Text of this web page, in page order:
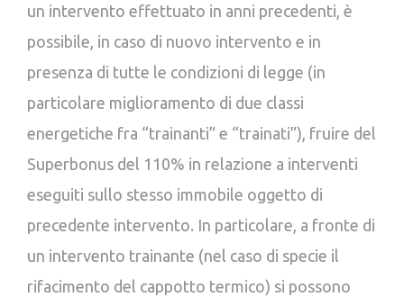
un intervento effettuato in anni precedenti, è
possibile, in caso di nuovo intervento e in
presenza di tutte le condizioni di legge (in
particolare miglioramento di due classi
energetiche fra “trainanti” e “trainati”), fruire del
Superbonus del 110% in relazione a interventi
eseguiti sullo stesso immobile oggetto di
precedente intervento. In particolare, a fronte di
un intervento trainante (nel caso di specie il
rifacimento del cappotto termico) si possono